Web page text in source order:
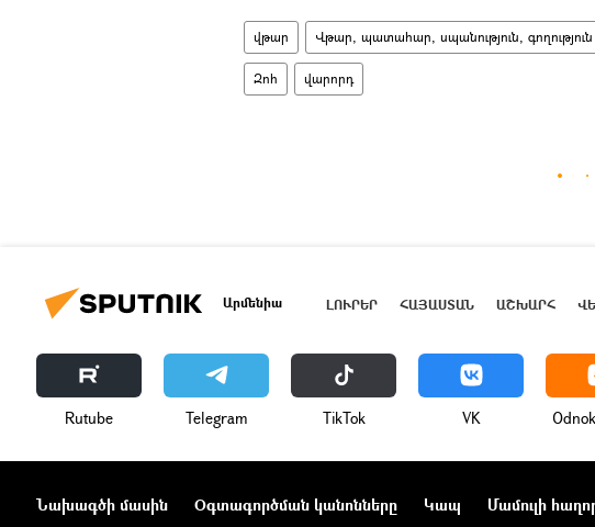
վթար Վթար, պատահար, սպանություն, գողություն
Զոհ վարորդ
Արմենիա ԼՈՒՐԵՐ ՀԱՅԱՍՏԱՆ ԱՇԽԱՐՀ
Rutube Telegram ТikТоk VK
Նախագծի մասին Օգտագործման կանոնները Կապ Մամուլի